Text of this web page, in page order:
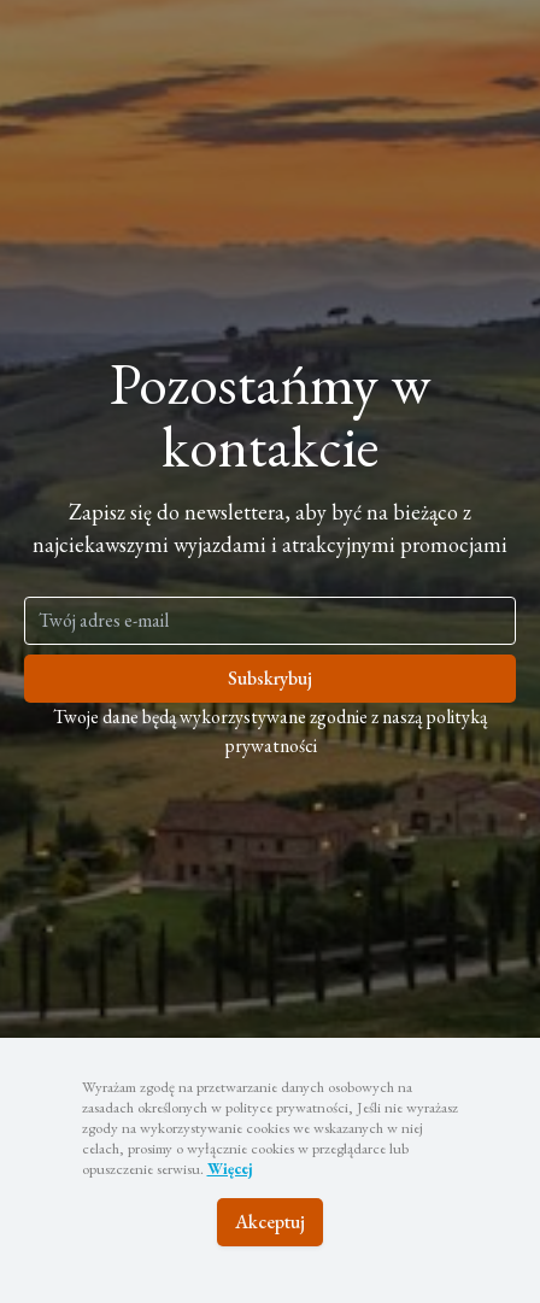
Wyrażam zgodę na przetwarzanie danych osobowych na
zasadach określonych w polityce prywatności, Jeśli nie wyrażasz
zgody na wykorzystywanie cookies we wskazanych w niej
celach, prosimy o wyłącznie cookies w przeglądarce lub
opuszczenie serwisu. Więcej
Akceptuj
Pozostańmy w
kontakcie
Zapisz się do newslettera, aby być na bieżąco z
najciekawszymi wyjazdami i atrakcyjnymi promocjami
Subskrybuj
Twoje dane będą wykorzystywane zgodnie z naszą polityką
prywatności